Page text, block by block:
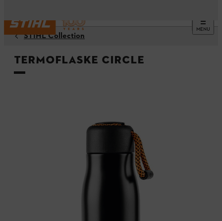
MENU
STIHL Collection
Termoflaske CIRCLE